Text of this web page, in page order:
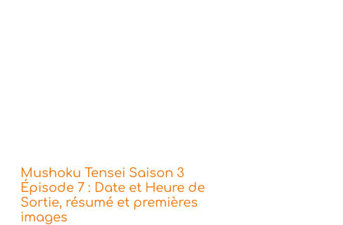
Mushoku Tensei Saison 3
Épisode 7 : Date et Heure de
Sortie, résumé et premières
images